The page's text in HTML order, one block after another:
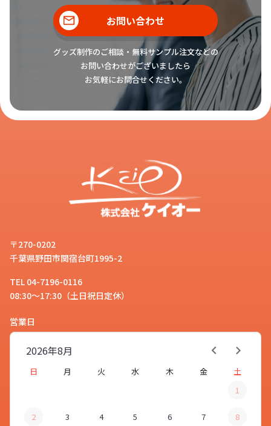
お問い合わせ
グッズ制作のご相談・無料サンプル注文などの
お問い合わせがございましたら
お気軽にお問合せください。
〒270-0202
千葉県野田市関宿台町1995-2
TEL 04-7196-0116
08:30～17:30（土日祝日定休）
営業日
8月
2026年
日 月 火 水 木 金
土
1
2 3 4 5 6 7 8